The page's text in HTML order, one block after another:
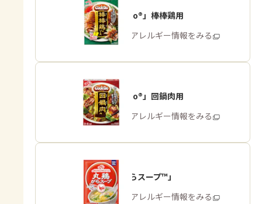
「Cook Do®」棒棒鶏用
商品・アレルギー情報をみる
「Cook Do®」回鍋肉用
商品・アレルギー情報をみる
「丸鶏がらスープ™」
商品・アレルギー情報をみる